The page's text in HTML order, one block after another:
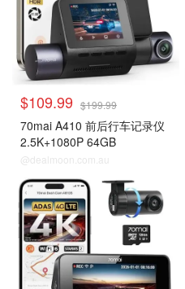
$109.99 $199.99
70mai A410 前后行车记录仪
2.5K+1080P 64GB
@dealmoon.com.au